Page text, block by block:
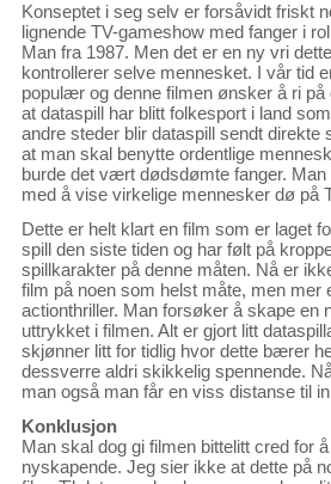
Konseptet i seg selv er forsåvidt friskt
lignende TV-gameshow med fanger i
Man fra 1987. Men det er en ny vri
kontrollerer selve mennesket. I vår tid
populær og denne filmen ønsker å ri
at dataspill har blitt folkesport i land
andre steder blir dataspill sendt direkte
at man skal benytte ordentlige
burde det vært dødsdømte fanger. Man
med å vise virkelige mennesker dø på
Dette er helt klart en film som er laget
spill den siste tiden og har følt på
spillkarakter på denne måten. Nå er
film på noen som helst måte, men mer
actionthriller. Man forsøker å skape en
uttrykket i filmen. Alt er gjort litt
skjønner litt for tidlig hvor dette bærer
dessverre aldri skikkelig spennende.
man også man får en viss distanse til
Konklusjon
Man skal dog gi filmen bittelitt cred for
nyskapende. Jeg sier ikke at dette på